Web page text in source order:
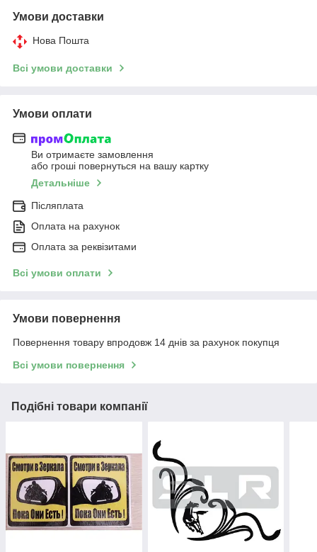
Умови доставки
Нова Пошта
Всі умови доставки
Умови оплати
Ви отримаєте замовлення
або гроші повернуться на вашу картку
Детальніше
Післяплата
Оплата на рахунок
Оплата за реквізитами
Всі умови оплати
Умови повернення
Повернення товару впродовж 14 днів за рахунок покупця
Всі умови повернення
Подібні товари компанії